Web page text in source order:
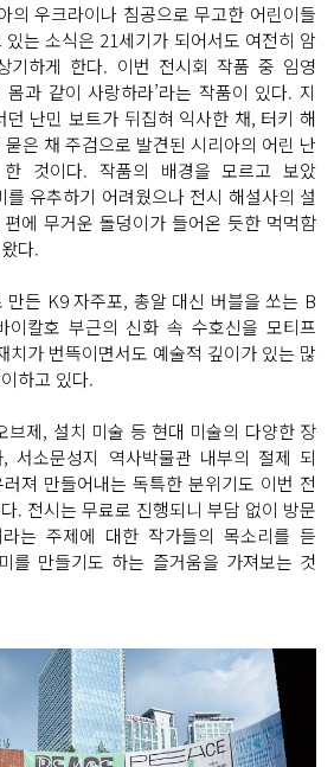
의 우크라이나 침공으로 무고한 어린이들
는 소식은 21세기가 되어서도 여전히 암
기하게 한다. 이번 전시회 작품 중 임영
과 같이 사랑하라’라는 작품이 있다. 지
난민 보트가 뒤집혀 익사한 채, 터키 해
은 채 주검으로 발견된 시리아의 어린 난
것이다. 작품의 배경을 모르고 보았
유추하기 어려웠으나 전시 해설사의 설
에 무거운 돌덩이가 들어온 듯한 먹먹함
다.
만든 K9 자주포, 총알 대신 버블을 쏘는 B
칼호 부근의 신화 속 수호신을 모티프
치가 번뜩이면서도 예술적 깊이가 있는 많
하고 있다.
브제, 설치 미술 등 현대 미술의 다양한 장
서소문성지 역사박물관 내부의 절제 되
져 만들어내는 독특한 분위기도 이번 전
. 전시는 무료로 진행되니 부담 없이 방문
는 주제에 대한 작가들의 목소리를 듣
를 만들기도 하는 즐거움을 가져보는 것